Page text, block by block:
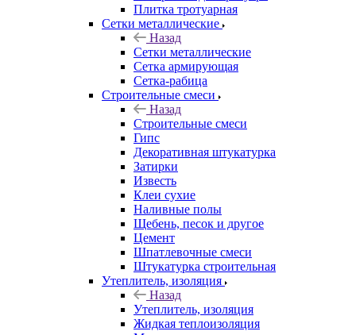
Плитка тротуарная
Сетки металлические
Назад
Сетки металлические
Сетка армирующая
Сетка-рабица
Строительные смеси
Назад
Строительные смеси
Гипс
Декоративная штукатурка
Затирки
Известь
Клеи сухие
Наливные полы
Щебень, песок и другое
Цемент
Шпатлевочные смеси
Штукатурка строительная
Утеплитель, изоляция
Назад
Утеплитель, изоляция
Жидкая теплоизоляция